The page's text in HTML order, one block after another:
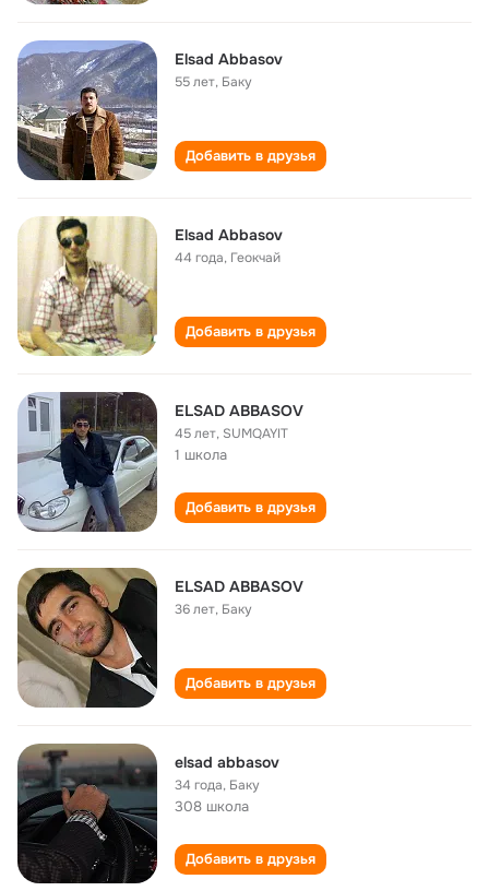
Elsad Abbasov
55 лет, Баку
Добавить в друзья
Elsad Abbasov
44 года, Геокчай
Добавить в друзья
ELSAD ABBASOV
45 лет, SUMQAYIT
1 школа
Добавить в друзья
ELSAD ABBASOV
36 лет, Баку
Добавить в друзья
elsad abbasov
34 года, Баку
308 школа
Добавить в друзья